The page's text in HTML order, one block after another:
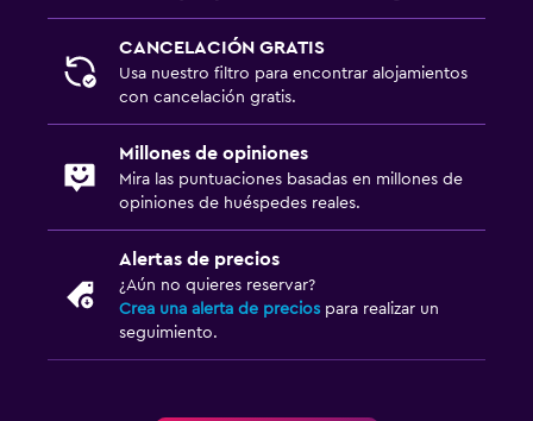
CANCELACIÓN GRATIS
Usa nuestro filtro para encontrar alojamientos
con cancelación gratis.
Millones de opiniones
Mira las puntuaciones basadas en millones de
opiniones de huéspedes reales.
Alertas de precios
¿Aún no quieres reservar?
Crea una alerta de precios para realizar un
seguimiento.